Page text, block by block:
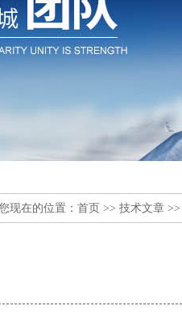
现在的位置： 首页 >> 技术文章